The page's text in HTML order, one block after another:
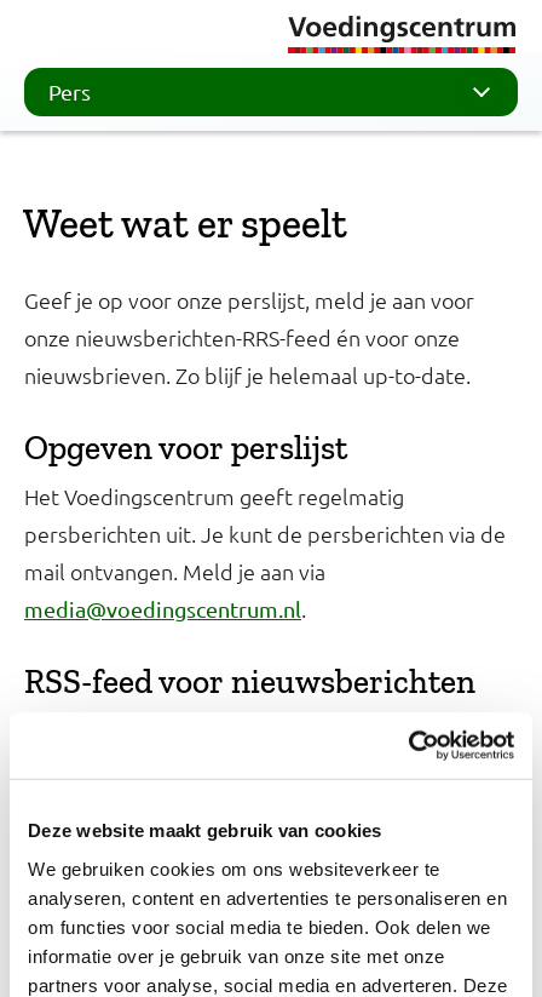
Deze website maakt gebruik van cookies
We gebruiken cookies om ons websiteverkeer te
analyseren, content en advertenties te personaliseren en
om functies voor social media te bieden. Ook delen we
informatie over je gebruik van onze site met onze
partners voor analyse, social media en adverteren. Deze
Pers
Weet wat er speelt
Geef je op voor onze perslijst, meld je aan voor
onze nieuwsberichten-RRS-feed én voor onze
nieuwsbrieven. Zo blijf je helemaal up-to-date.
Opgeven voor perslijst
Het Voedingscentrum geeft regelmatig
persberichten uit. Je kunt de persberichten via de
mail ontvangen. Meld je aan via
media@voedingscentrum.nl.
RSS-feed voor nieuwsberichten
van het Voedingscentrum kun
je volgen via onze RSS-feed. Voer onderstaande
RSS-feed nieuwsberichten
Meld je aan en ontvang